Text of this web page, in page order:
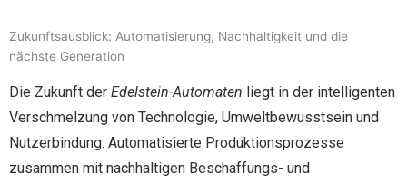
Zukunftsausblick: Automatisierung, Nachhaltigkeit und die
nächste Generation
Die Zukunft der Edelstein-Automaten liegt in der intelligenten
Verschmelzung von Technologie, Umweltbewusstsein und
Nutzerbindung. Automatisierte Produktionsprozesse
zusammen mit nachhaltigen Beschaffungs- und